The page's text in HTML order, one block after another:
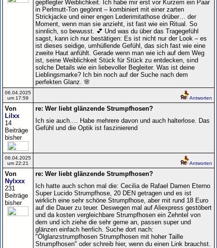
gepflegter Weiblichkeit. Ich habe mir erst vor Kurzem ein Paar
in Perlmutt-Ton gegönnt – kombiniert mit einer zarten
Strickjacke und einer engen Lederimitathose drüber… der
Moment, wenn man sie anzieht, ist fast wie ein Ritual. So
sinnlich, so bewusst. 💕 Und was du über das Tragegefühl
sagst, kann ich nur bestätigen: Es ist nicht nur der Look – es
ist dieses seidige, umhüllende Gefühl, das sich fast wie eine
zweite Haut anfühlt. Gerade wenn man wie ich auf dem Weg
ist, seine Weiblichkeit Stück für Stück zu entdecken, sind
solche Details wie ein liebevoller Begleiter. Was ist deine
Lieblingsmarke? Ich bin noch auf der Suche nach dem
perfekten Glanz. 🌸
06.04.2025
um 17:59
Antworten
Von
Lilxx
14
Beiträge
bisher
re: Wer liebt glänzende Strumpfhosen?
Ich sie auch…. Habe mehrere davon und auch halterlose. Das
Gefühl und die Optik ist faszinierend
06.04.2025
um 22:21
Antworten
Von
Nylxxx
231
Beiträge
bisher
re: Wer liebt glänzende Strumpfhosen?
Ich hatte auch schon mal die: Cecilia de Rafael Damen Eterno
Super Lucido Strumpfhose, 20 DEN getragen und es ist
wirklich eine sehr schöne Strumpfhose, aber mit rund 18 Euro
auf die Dauer zu teuer. Deswegen mal auf Aliexpress gestöbert
und da kosten vergleichbare Strumpfhosen ein Zehntel von
dem und ich ziehe die sehr gerne an, passen super und
glänzen einfach herrlich. Suche dort nach:
"Ölglanzstrumpfhosen Strumpfhosen mit hoher Taille
Strumpfhosen" oder schreib hier, wenn du einen Link brauchst.